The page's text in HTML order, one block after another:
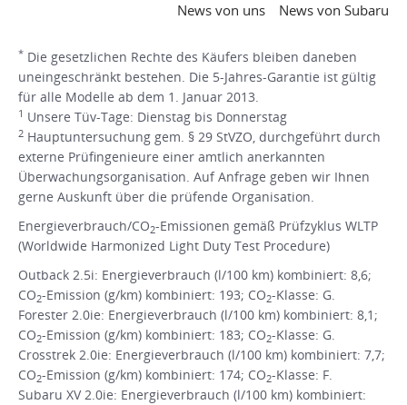
News von Subaru
News von uns
* Die gesetzlichen Rechte des Käufers bleiben daneben
uneingeschränkt bestehen. Die 5-Jahres-Garantie ist gültig
für alle Modelle ab dem 1. Januar 2013.
1 Unsere Tüv-Tage: Dienstag bis Donnerstag
2 Hauptuntersuchung gem. § 29 StVZO, durchgeführt durch
externe Prüfingenieure einer amtlich anerkannten
Überwachungsorganisation. Auf Anfrage geben wir Ihnen
gerne Auskunft über die prüfende Organisation.
Energieverbrauch/CO2-Emissionen gemäß Prüfzyklus WLTP
(Worldwide Harmonized Light Duty Test Procedure)
Outback 2.5i: Energieverbrauch (l/100 km) kombiniert: 8,6;
CO2-Emission (g/km) kombiniert: 193; CO2-Klasse: G.
Forester 2.0ie: Energieverbrauch (l/100 km) kombiniert: 8,1;
CO2-Emission (g/km) kombiniert: 183; CO2-Klasse: G.
Crosstrek 2.0ie: Energieverbrauch (l/100 km) kombiniert: 7,7;
CO2-Emission (g/km) kombiniert: 174; CO2-Klasse: F.
Subaru XV 2.0ie: Energieverbrauch (l/100 km) kombiniert: